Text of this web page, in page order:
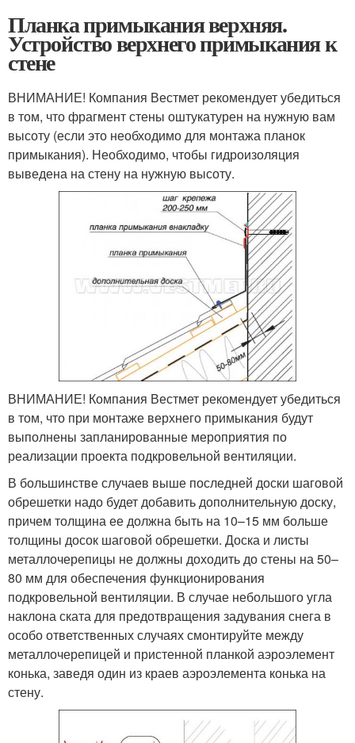
Планка примыкания верхняя.
Устройство верхнего примыкания к
стене
ВНИМАНИЕ! Компания Вестмет рекомендует убедиться
в том, что фрагмент стены оштукатурен на нужную вам
высоту (если это необходимо для монтажа планок
примыкания). Необходимо, чтобы гидроизоляция
выведена на стену на нужную высоту.
ВНИМАНИЕ! Компания Вестмет рекомендует убедиться
в том, что при монтаже верхнего примыкания будут
выполнены запланированные мероприятия по
реализации проекта подкровельной вентиляции.
В большинстве случаев выше последней доски шаговой
обрешетки надо будет добавить дополнительную доску,
причем толщина ее должна быть на 10–15 мм больше
толщины досок шаговой обрешетки. Доска и листы
металлочерепицы не должны доходить до стены на 50–
80 мм для обеспечения функционирования
подкровельной вентиляции. В случае небольшого угла
наклона ската для предотвращения задувания снега в
особо ответственных случаях смонтируйте между
металлочерепицей и пристенной планкой аэроэлемент
конька, заведя один из краев аэроэлемента конька на
стену.